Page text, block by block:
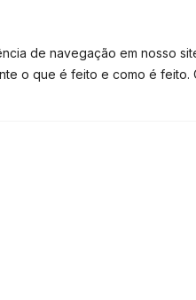
de navegação em nosso
o que é feito e como é
melhor
e